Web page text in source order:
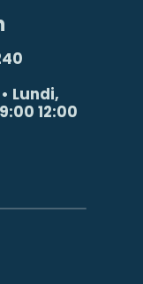
Lundi,
12:00